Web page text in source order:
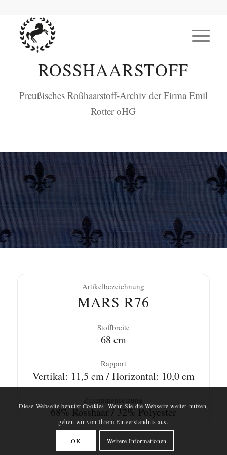
ROSSHAARSTOFF
Preußisches Roßhaarstoff-Archiv der Firma Emil
Rotter oHG
Artikelbezeichnung
MARS R76
Stoffbreite
68 cm
Rapport
Vertikal: 11,5 cm / Horizontal: 10,0 cm
68% Rosshaar / 32% Polyester
Diese Webseite benutzt Cookies. Wenn Sie die Webseite weiter nutzen,
gehen wir von Ihrem Einverständnis aus.
OK Weitere Informationen